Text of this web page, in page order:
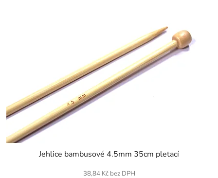
Jehlice bambusové 4.5mm 35cm pletací
38,84 Kč bez DPH